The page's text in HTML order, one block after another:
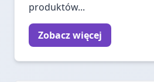
produktów...
Zobacz więcej